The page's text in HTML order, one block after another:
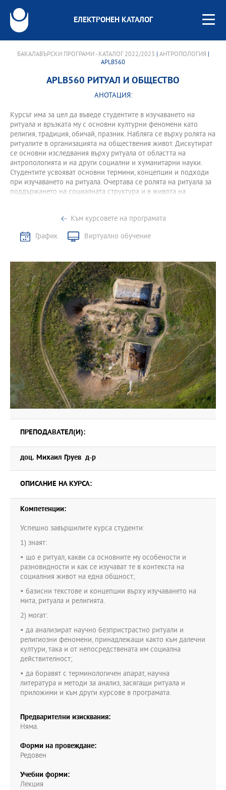
ЕЛЕКТРОНЕН КАТАЛОГ
БАКАЛАВЪРСКИ ПРОГРАМИ - КАТАЛОГ 2022/2023 АНТРОПОЛОГИЯ
APLB560
APLB560 РИТУАЛ И ОБЩЕСТВО
АНОТАЦИЯ:
Курсът има за цел да въведе студентите в изучаването на
ритуала и връзката му с основни културни феномени като
религия, традиция, обичай, празник. Набляга се върху ролята на
ритуалите в организацията на обществения живот. Дискутират
се основни изследвания върху ритуала от областта на
антропологията и на други социални и хуманитарни науки.
Студентите усвояват основни термини, концепции и подходи
при изучаването на ритуала. Очертава се ролята на ритуала за
поддържането на социалната структура и в живота на
Към курсовете на програмата
График
Виртуално обучение
ПРЕПОДАВАТЕЛ(И):
доц. Михаил Груев д-р
ОПИСАНИЕ НА КУРСА:
Компетенции:
Успешно завършилите курса студенти:
1) знаят:
• що е ритуал, какви са основните му особености и
разновидности и как се изучават те в контекста на
социалния живот на една общност;
• базисни текстове и концепции върху изучаването на
мита, ритуала и религията.
2) могат:
• да анализират научно безпристрастно ритуали и
религиозни феномени, принадлежащи както към далечни
култури, така и от непосредствената им социална
действителност;
• да боравят с терминологичен апарат, научна
литература и методи за анализ, засягащи ритуала и
приложими и към други курсове в програмата.
Предварителни изисквания:
Няма.
Форми на провеждане:
Редовен
Учебни форми:
Лекция